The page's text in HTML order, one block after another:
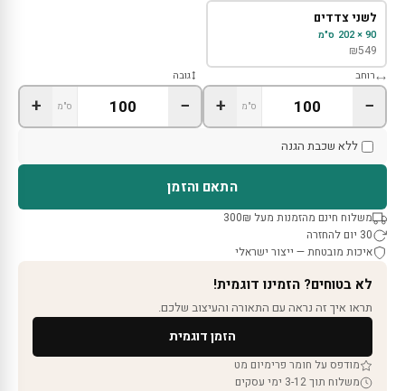
לשני צדדים
90 × 202 ס"מ
₪549
רוחב
− ס"מ +
גובה
− ס"מ +
ללא שכבת הגנה
התאם והזמן
משלוח חינם מהזמנות מעל 300₪
30 יום להחזרה
איכות מובטחת — ייצור ישראלי
לא בטוחים? הזמינו דוגמית!
תראו איך זה נראה עם התאורה והעיצוב שלכם.
הזמן דוגמית
מודפס על חומר פרימיום מט
משלוח תוך 3-12 ימי עסקים